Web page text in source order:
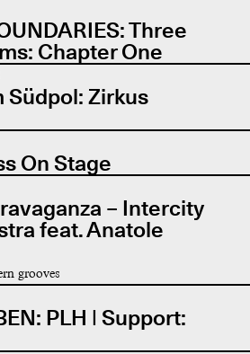
Three
Chapter One
Südpol: Zirkus
On Stage
– Intercity
feat. Anatole
grooves
PLH | Support: